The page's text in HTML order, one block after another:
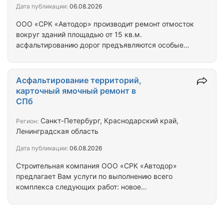
глубиной до 5 см 70,00 Разборка существующего…
ООО «СРК «Автодор» производит ремонт отмосток
вокруг зданий площадью от 15 кв.м.
асфальтированию дорог предъявляются особые
перегреваться под воздействием солнечных
лучей. Многое зависит, и от материалов, которые
используются при асфальтировании дорог,
покрытия напрямую зависит от их вида и качества.
Быстрое, качественное асфальтирование дорог -
Дата публикации: 06.08.2026
Строительная компания ООО «СРК «Автодор»
предлагает Вам услуги по выполнению всего
комплекса следующих работ: новое
Асфальтирование территорий,
карточный ямочный ремонт в
СПб
Регион: Санкт-Петербург, Краснодарский край,
Ленинградская область
Дата публикации: 06.08.2026